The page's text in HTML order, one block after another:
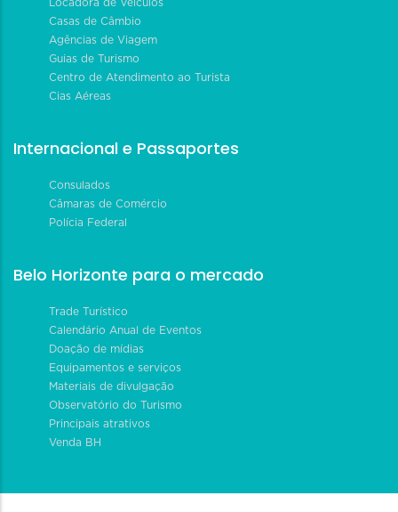
Locadora de Veículos
Casas de Câmbio
Agências de Viagem
Guias de Turismo
Centro de Atendimento ao Turista
Cias Aéreas
Internacional e Passaportes
Consulados
Câmaras de Comércio
Polícia Federal
Belo Horizonte para o mercado
Trade Turístico
Calendário Anual de Eventos
Doação de mídias
Equipamentos e serviços
Materiais de divulgação
Observatório do Turismo
Principais atrativos
Venda BH